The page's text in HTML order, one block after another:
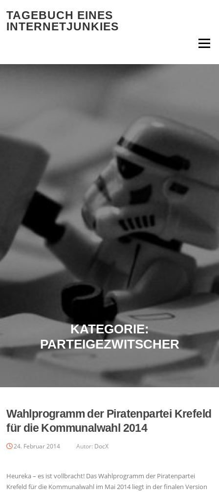
TAGEBUCH EINES
INTERNETJUNKIES
Menü
KATEGORIE:
PARTEIGEZWITSCHER
Wahlprogramm der Piratenpartei Krefeld
für die Kommunalwahl 2014
24. Februar 2014 Autor: DocX
Heureka – es ist vollbracht! Das Wahlprogramm der Piratenpartei
Krefeld für die Kommunalwahl im Mai 2014 liegt in der finalen Version